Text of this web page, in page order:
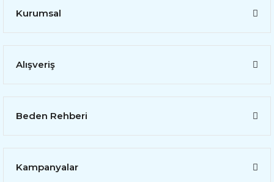
Kurumsal
Alışveriş
Beden Rehberi
Kampanyalar